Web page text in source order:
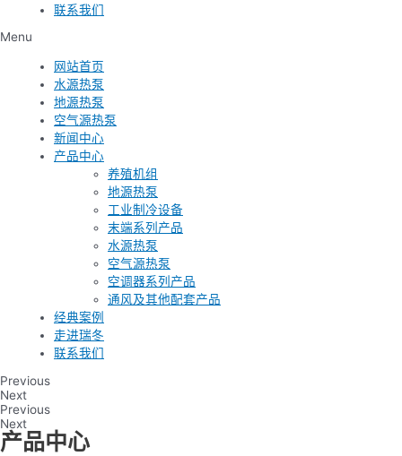
联系我们
Menu
网站首页
水源热泵
地源热泵
空气源热泵
新闻中心
产品中心
养殖机组
地源热泵
工业制冷设备
末端系列产品
水源热泵
空气源热泵
空调器系列产品
通风及其他配套产品
经典案例
走进瑞冬
联系我们
Previous
Next
Previous
Next
产品中心